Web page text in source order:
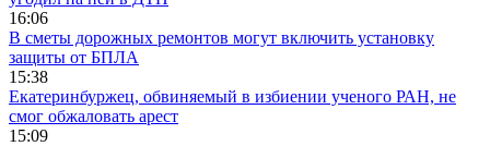
16:06
В сметы дорожных ремонтов могут включить установку
защиты от БПЛА
15:38
Екатеринбуржец, обвиняемый в избиении ученого РАН, не
смог обжаловать арест
15:09